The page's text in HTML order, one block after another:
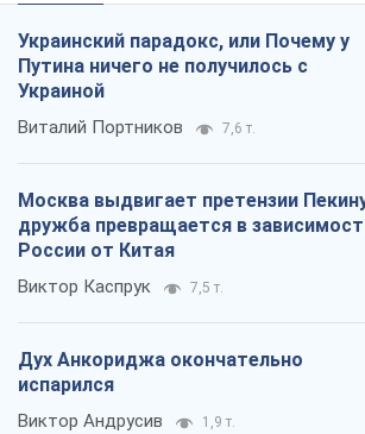
Украинский парадокс, или Почему у
Путина ничего не получилось с
Украиной
Виталий Портников 7,6 т.
Москва выдвигает претензии
дружба превращается в
России от Китая
Виктор Каспрук 7,5 т.
Дух Анкориджа окончательно
испарился
Виктор Андрусив 1,9 т.